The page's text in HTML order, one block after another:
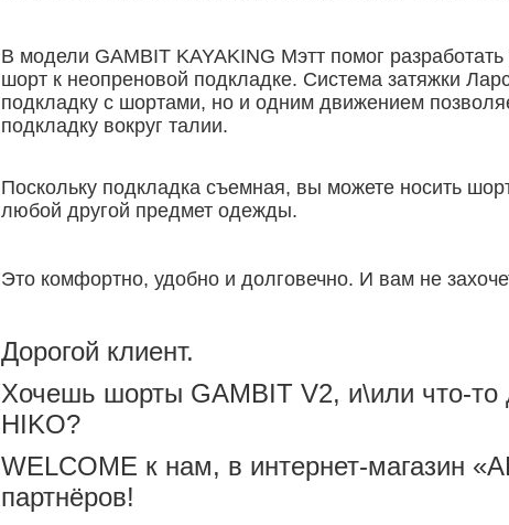
В модели GAMBIT KAYAKING Мэтт помог
шорт к неопреновой подкладке. Система затяжки
подкладку с шортами, но и одним движением
подкладку вокруг талии.
Поскольку подкладка съемная, вы можете носить
любой другой предмет одежды.
Это комфортно, удобно и долговечно. И вам не
Дорогой клиент.
Хочешь шорты GAMBIT V2, и\или что-то
HIKO?
WELCOME к нам, в интернет-магазин
партнёров!